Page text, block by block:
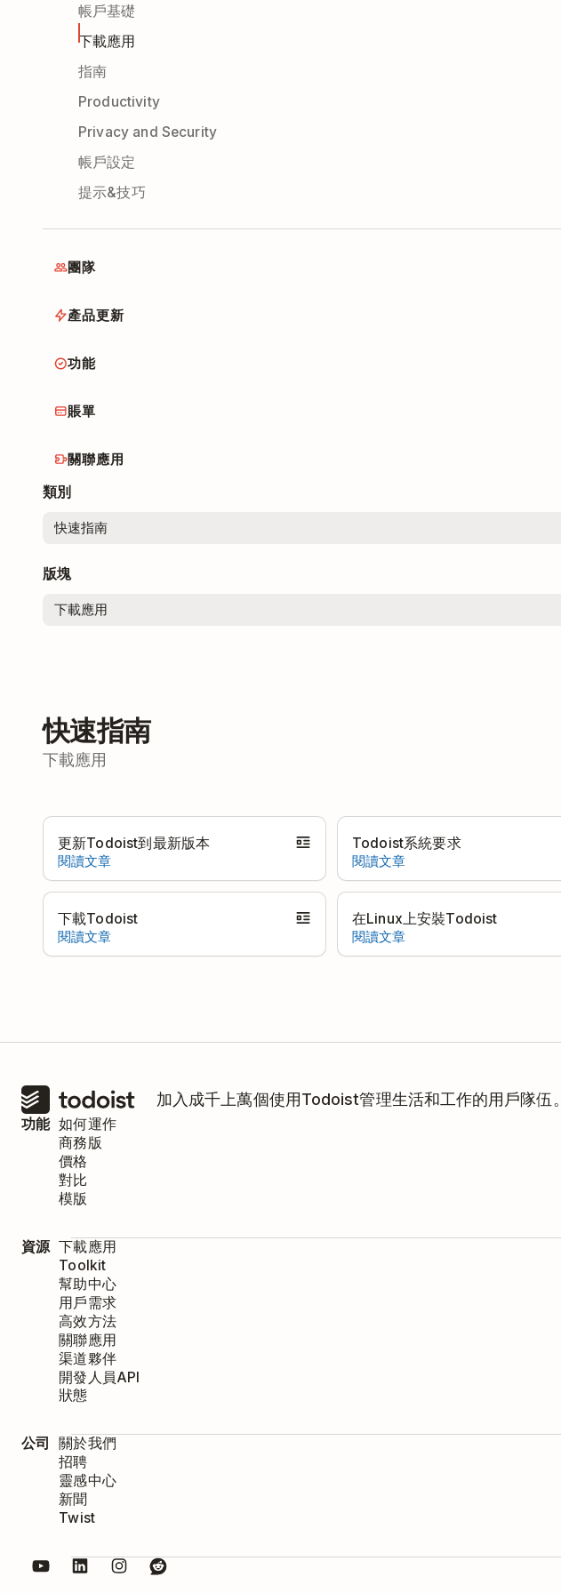
帳戶基礎
下載應用
指南
Productivity
Privacy and Security
帳戶設定
提示&技巧
團隊
產品更新
功能
賬單
關聯應用
類別
版塊
快速指南
下載應用
更新Todoist到最新版本
閱讀文章
Todoist系統要求
閱讀文章
下載Todoist
閱讀文章
在Linux上安裝Todoist
閱讀文章
加入成千上萬個使用Todoist管理生活和工作的用戶隊伍。
功能 如何運作
商務版
價格
對比
模版
資源 下載應用
Toolkit
幫助中心
用戶需求
高效方法
關聯應用
渠道夥伴
開發人員API
狀態
公司
關於我們
招聘
靈感中心
新聞
Twist